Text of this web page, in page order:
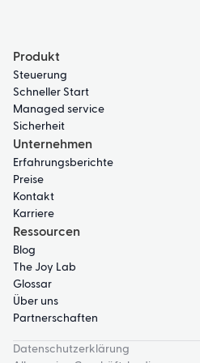
Produkt
Steuerung
Schneller Start
Managed service
Sicherheit
Unternehmen
Erfahrungsberichte
Preise
Kontakt
Karriere
Ressourcen
Blog
The Joy Lab
Glossar
Über uns
Partnerschaften
Datenschutzerklärung